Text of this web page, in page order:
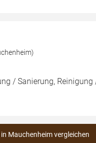
/ Sanierung,
Mauchenheim vergleichen